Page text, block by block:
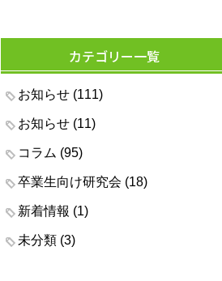
カテゴリー一覧
お知らせ(111)
お知らせ(11)
コラム (95)
卒業生向け研究会 (18)
新着情報 (1)
未分類(3)